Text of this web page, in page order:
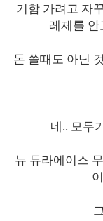
기함 가려고 자
레제를
돈 쓸때도 아닌
네.. 모두
뉴 듀라에이스